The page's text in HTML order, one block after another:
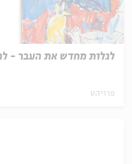
לגלות מחדש את העבר -
פרויקט